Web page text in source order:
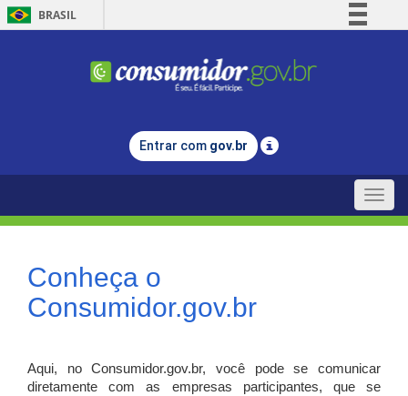
BRASIL
Comunica BR
Legislação
Entrar com gov.br
Toggle
Conheça o
Consumidor.gov.br
Aqui, no Consumidor.gov.br, você pode se comunicar
diretamente com as empresas participantes, que se